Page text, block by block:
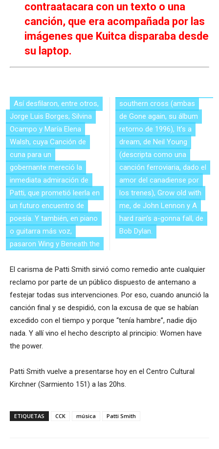
contraatacara con un texto o una
canción, que era acompañada por las
imágenes que Kuitca disparaba desde
su laptop.
Así desfilaron, entre otros,
Jorge Luis Borges, Silvina
Ocampo y María Elena
Walsh, cuya Canción de
cuna para un
gobernante mereció la
inmediata admiración de
Patti, que prometió leerla en
un futuro encuentro de
poesía. Y también, en piano
o guitarra más voz,
pasaron Wing y Beneath the
southern cross (ambas
de Gone again, su álbum
retorno de 1996), It’s a
dream, de Neil Young
(descripta como una
canción ferroviaria, dado el
amor del canadiense por
los trenes), Grow old with
me, de John Lennon y A
hard rain’s a-gonna fall, de
Bob Dylan.
El carisma de Patti Smith sirvió como remedio ante cualquier
reclamo por parte de un público dispuesto de antemano a
festejar todas sus intervenciones. Por eso, cuando anunció la
canción final y se despidió, con la excusa de que se habían
excedido con el tiempo y porque “tenía hambre”, nadie dijo
nada. Y allí vino el hecho descripto al principio: Women have
the power.
Patti Smith vuelve a presentarse hoy en el Centro Cultural
Kirchner (Sarmiento 151) a las 20hs.
ETIQUETAS CCK música Patti Smith